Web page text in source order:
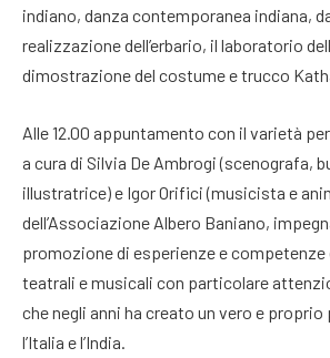
indiano, danza contemporanea indiana,
realizzazione dell’erbario, il laboratorio
dimostrazione del costume e trucco
Alle 12.00 appuntamento con il varietà
a cura di Silvia De Ambrogi (scenografa,
illustratrice) e Igor Orifici (musicista e
dell’Associazione Albero Baniano,
promozione di esperienze e competenze
teatrali e musicali con particolare
che negli anni ha creato un vero e
l’Italia e l’India.